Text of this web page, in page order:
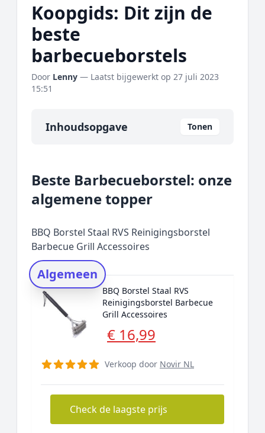
Koopgids: Dit zijn de
beste
barbecueborstels
Door Lenny — Laatst bijgewerkt op 27 juli 2023
15:51
Inhoudsopgave Tonen
Onze algemene topper
Prijs topper
Rating topper
Onderzoeksmethode
Alternatieven
Prijsniveaus
Beste Barbecueborstel: onze
algemene topper
BBQ Borstel Staal RVS Reinigingsborstel
Barbecue Grill Accessoires
Algemeen
BBQ Borstel Staal RVS
Reinigingsborstel Barbecue
Grill Accessoires
€ 16,99
Verkoop door Novir NL
Check de laagste prijs